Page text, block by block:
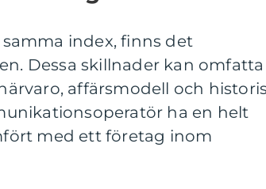
index, finns det
Dessa skillnader kan omfatta
affärsmodell och
ha en helt
med ett företag inom